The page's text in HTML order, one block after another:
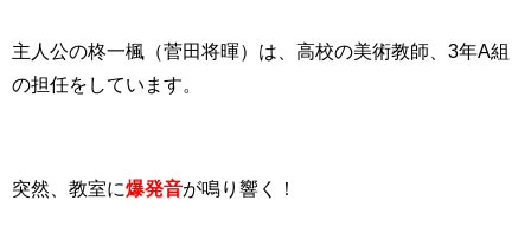
主人公の柊一楓（菅田将暉）は、高校の美術教師、3年A組
の担任をしています。
突然、教室に爆発音が鳴り響く！